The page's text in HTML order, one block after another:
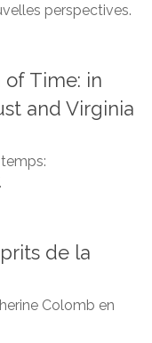
perspectives.
of Time: in
and Virginia
de la
Colomb en